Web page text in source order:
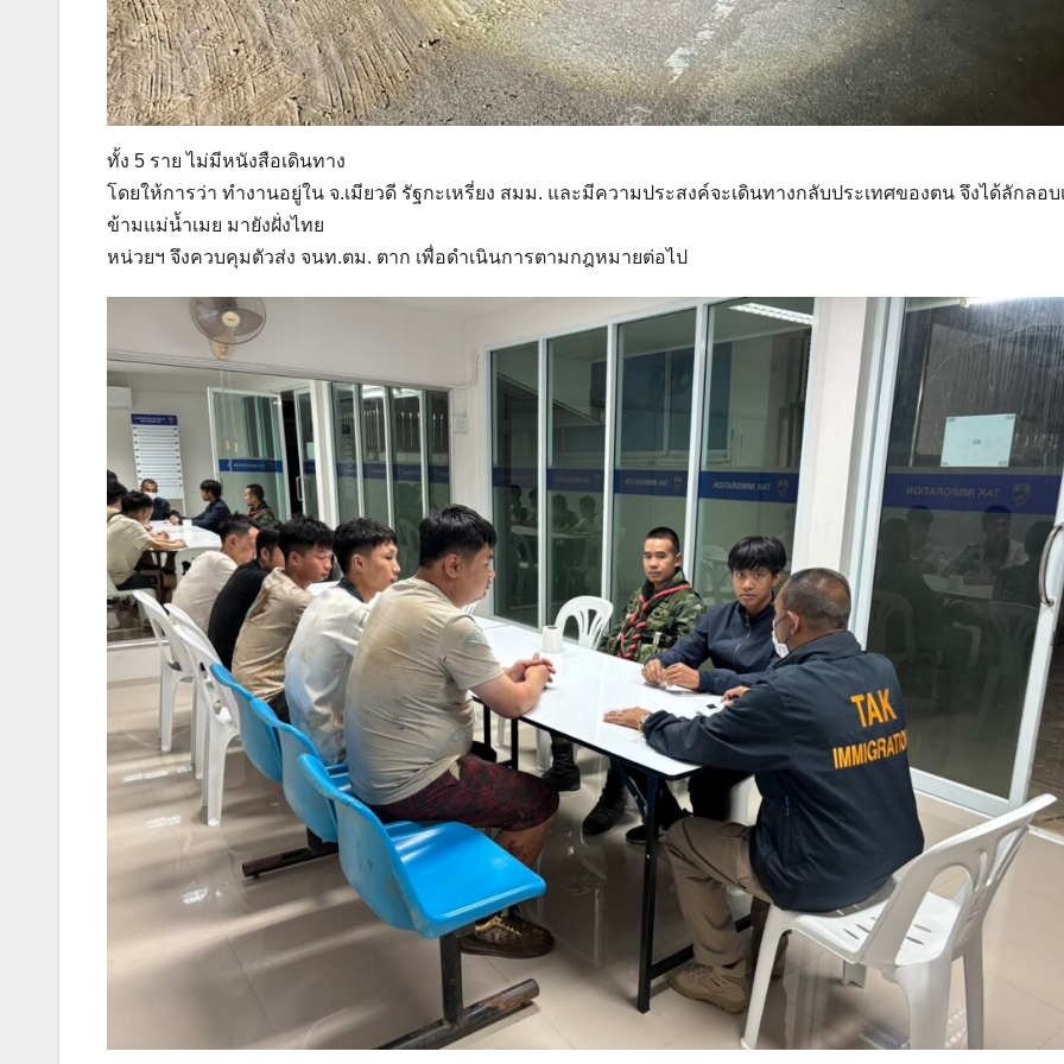
ทั้ง 5 ราย ไม่มีหนังสือเดินทาง
โดยให้การว่า ทำงานอยู่ใน จ.เมียวดี รัฐกะเหรี่ยง สมม. และมีความประสงค์จะเดินทางกลับประเทศของตน จึงได้ลักลอบ
ข้ามแม่น้ำเมย มายังฝั่งไทย
หน่วยฯ จึงควบคุมตัวส่ง จนท.ตม. ตาก เพื่อดำเนินการตามกฎหมายต่อไป